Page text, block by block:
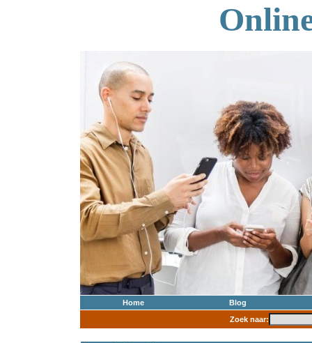
Home
Blog
Zoek naar: